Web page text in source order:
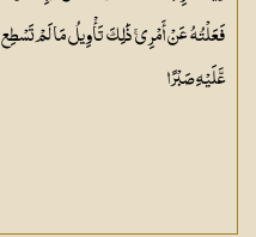
فَعَلْتُهُ عَنْ أَمْرِي ۚ ذَٰلِكَ تَأْوِيلُ مَا لَمْ تَسْطِع
عَّلَيْهِصَبْرًا